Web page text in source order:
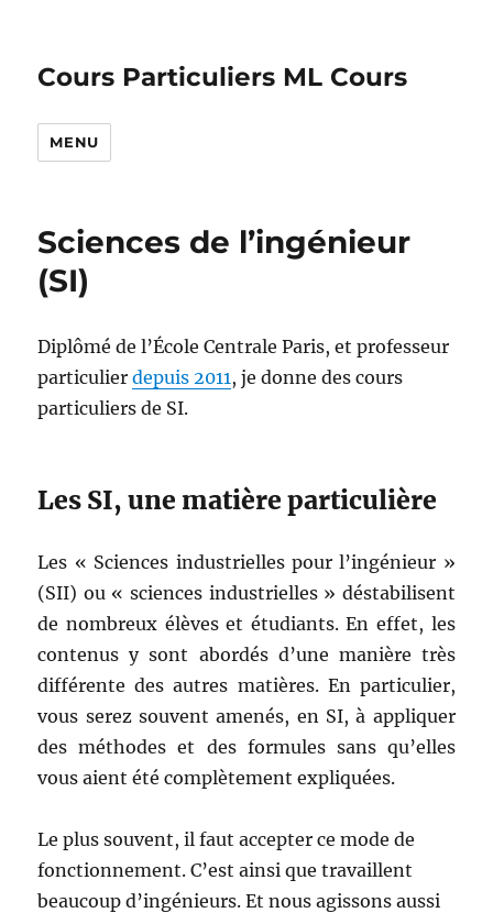
Cours Particuliers ML Cours
MENU
Sciences de l’ingénieur
(SI)
Diplômé de l’École Centrale Paris, et professeur
particulierdepuis 2011, je donne des cours
particuliers de SI.
Les SI, une matière particulière
Les « Sciences industrielles pour l’ingénieur »
(SII) ou « sciences industrielles » déstabilisent
de nombreux élèves et étudiants. En effet, les
contenus y sont abordés d’une manière très
différente des autres matières. En particulier,
vous serez souvent amenés, en SI, à appliquer
des méthodes et des formules sans qu’elles
vous aient été complètement expliquées.
Le plus souvent, il faut accepter ce mode de
fonctionnement. C’est ainsi que travaillent
beaucoup d’ingénieurs. Et nous agissons aussi